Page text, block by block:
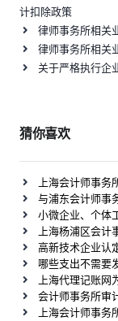
计扣除政策
律师事务所相关
律师事务所相关
关于严格执行企
猜你喜欢
上海会计师事务
与浦东会计师事
小微企业、个体
上海杨浦区会
高新技术企业认
哪些支出不需要
上海代理记账网
会计师事务所审
上海会计师事务